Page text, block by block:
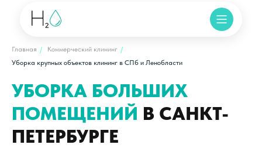
Главная / Коммерческий клининг /
Уборка крупных объектов клининг в СПб и Ленобласти
УБОРКА БОЛЬШИХ
ПОМЕЩЕНИЙ В САНКТ-
ПЕТЕРБУРГЕ